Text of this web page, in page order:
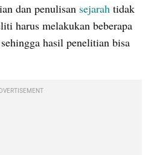
dan penulisan sejarah tidak
harus melakukan beberapa
hasil penelitian bisa